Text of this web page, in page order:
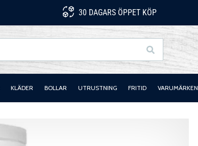
30 DAGARS ÖPPET KÖP
KLÄDER BOLLAR UTRUSTNING FRITID VARUMÄRKEN